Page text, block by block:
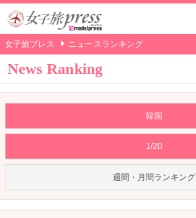
女子旅プレス ニュースランキング
News Ranking
韓国
1/20
週間・月間ランキング